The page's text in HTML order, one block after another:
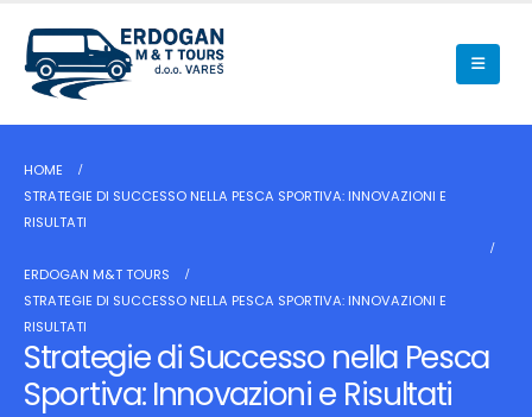
HOME
STRATEGIE DI SUCCESSO NELLA PESCA SPORTIVA: INNOVAZIONI E
RISULTATI
ERDOGAN M&T TOURS
STRATEGIE DI SUCCESSO NELLA PESCA SPORTIVA: INNOVAZIONI E
RISULTATI
Strategie di Successo nella Pesca
Sportiva: Innovazioni e Risultati